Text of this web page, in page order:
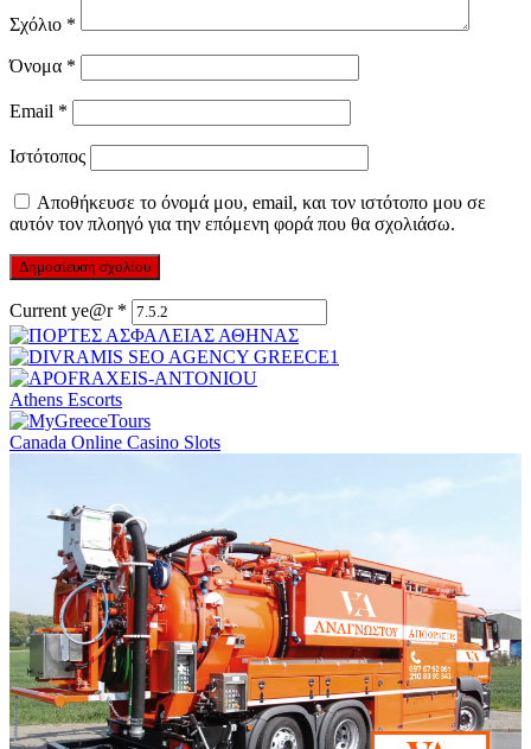
Σχόλιο *
Όνομα *
Email *
Ιστότοπος
Αποθήκευσε το όνομά μου, email, και τον ιστότοπο μου σε
αυτόν τον πλοηγό για την επόμενη φορά που θα σχολιάσω.
Current ye@r *
Athens Escorts
Canada Online Casino Slots